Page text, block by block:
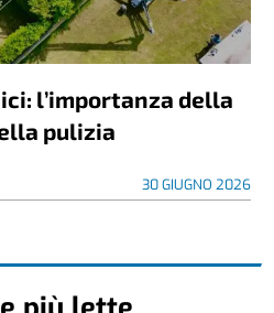
l’importanza della
pulizia
30 GIUGNO 2026